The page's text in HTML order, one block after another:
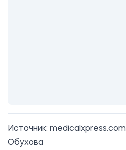
Источник: medicalxpress.com
Обухова